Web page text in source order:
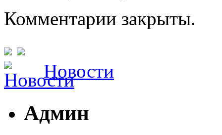
Комментарии закрыты.
Новости
Админ